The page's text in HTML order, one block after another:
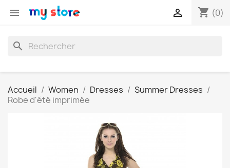
 shopping_cart (0)

search
Accueil Women Dresses
Summer Dresses
Robe d'été imprimée